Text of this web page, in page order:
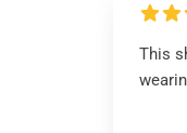
This